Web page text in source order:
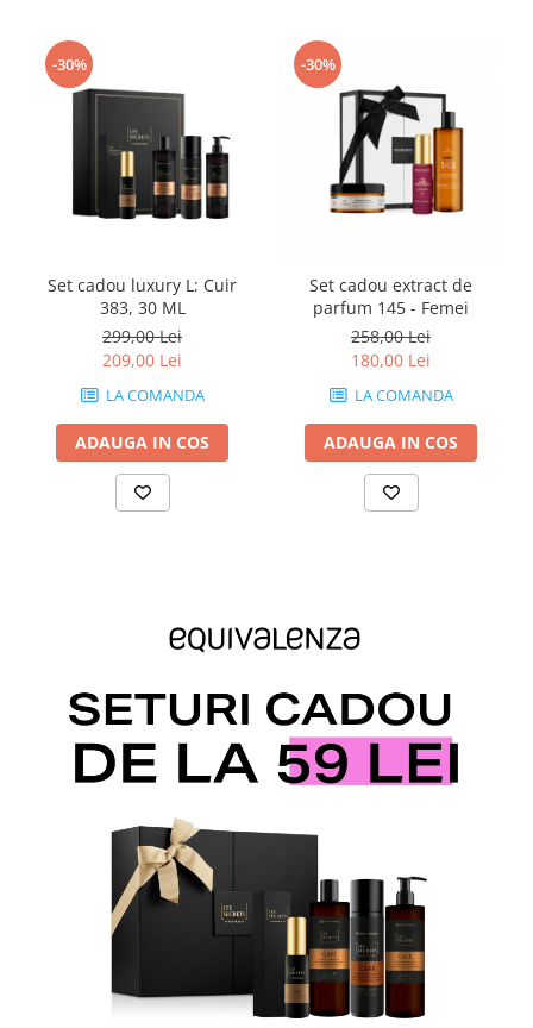
-30%
Set cadou luxury L: Cuir
383, 30 ML
299,00 Lei
209,00 Lei
LA COMANDA
ADAUGA IN COS
-30%
Set cadou extract de
parfum 145 - Femei
258,00 Lei
180,00 Lei
LA COMANDA
ADAUGA IN COS